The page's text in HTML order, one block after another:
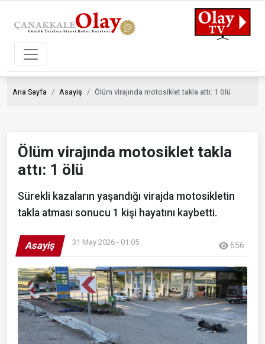
Ana Sayfa Asayiş Ölüm virajında motosiklet takla attı: 1 ölü
Ölüm virajında motosiklet takla
attı: 1 ölü
Sürekli kazaların yaşandığı virajda motosikletin
takla atması sonucu 1 kişi hayatını kaybetti.
Asayiş 31 May 2026 - 01:05 656